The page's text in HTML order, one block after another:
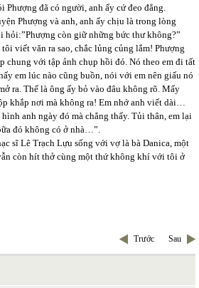
Phượng đã có người, anh ấy cứ đeo đẳng.
Phượng và anh, anh ấy chịu là trong lòng
còn giữ những bức thư không?”
viết văn ra sao, chắc lủng củng lắm! Phượng
chung với tập ảnh chụp hồi đó. Nó theo em đi tất
em lúc nào cũng buồn, nói với em nên giấu nó
ra. Thế là ông ấy bỏ vào đâu không rõ. Mấy
khắp nơi mà không ra! Em nhớ anh viết dài…
anh ngày đó mà chẳng thấy. Tủi thân, em lại
đó không có ở nhà…”.
sĩ Lê Trạch Lựu sống với vợ là bà Danica, một
còn hít thở cùng một thứ không khí với tôi ở
Trước Sau